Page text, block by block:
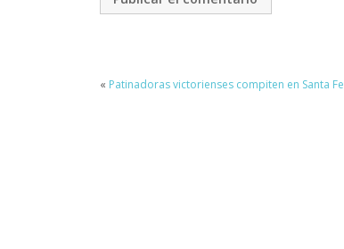
« Patinadoras victorienses compiten en Santa Fe